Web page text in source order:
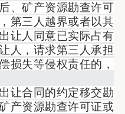
矿产资源勘查许可
第三人越界或者以其
让人同意已实际占有
人，请求第三人承担
损失等侵权责任的，
合同的约定移交勘
产资源勘查许可证或